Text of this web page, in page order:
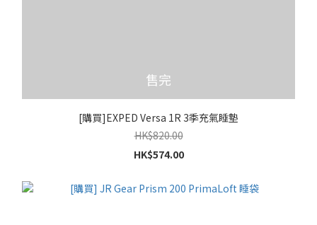
售完
[購買]EXPED Versa 1R 3季充氣睡墊
HK$820.00
HK$574.00